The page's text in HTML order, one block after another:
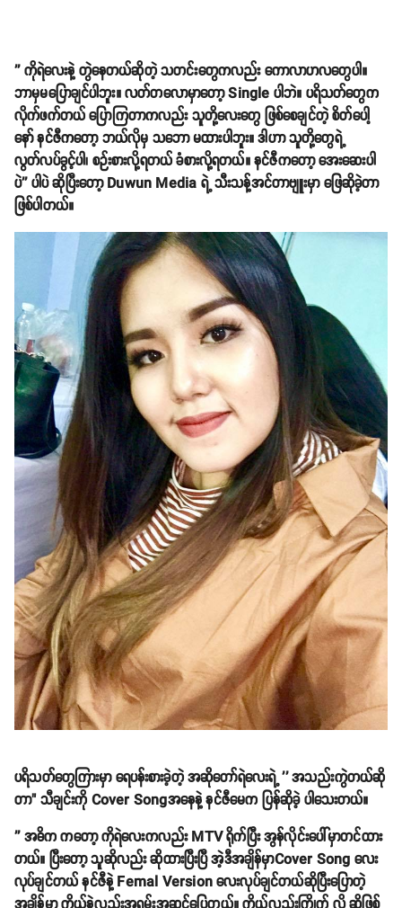
'' ကိုရဲလေးနဲ့ တွဲနေတယ်ဆိုတဲ့ သတင်းတွေကလည်း ကောလာဟလတွေပါ။
ဘာမှမပြောချင်ပါဘူး။ လတ်တလောမှာတော့ Single ပါဘဲ။ ပရိသတ်တွေက
လိုက်ဖက်တယ် ပြောကြတာကလည်း သူတို့လေးတွေ ဖြစ်စေချင်တဲ့ စိတ်ပေါ့
နော် နင်ဇီကတော့ ဘယ်လိုမှ သဘော မထားပါဘူး။ ဒါဟာ သူတို့တွေရဲ့
လွတ်လပ်ခွင့်ပါ၊ စဉ်းစားလို့ရတယ် ခံစားလို့ရတယ်။ နင်ဇီကတော့ အေးဆေးပါ
ပဲ'' ပါပဲ ဆိုပြီးတော့ Duwun Media ရဲ့ သီးသန့်အင်တာဗျူးမှာ ဖြေဆိုခဲ့တာ
ဖြစ်ပါတယ်။
ပရိသတ်တွေကြားမှာ ရေပန်းစားခဲ့တဲ့ အဆိုတော်ရဲလေးရဲ့ '' အသည်းကွဲတယ်ဆို
တာ" သီချင်းကို Cover Songအနေနဲ့ နင်ဇီမေက ပြန်ဆိုခဲ့ ပါသေးတယ်။
'' အဓိက ကတော့ ကိုရဲလေးကလည်း MTV ရိုက်ပြီး အွန်လိုင်းပေါ်မှာတင်ထား
တယ်။ ပြီးတော့ သူဆိုလည်း ဆိုထားပြီးပြီ အဲ့ဒီအချိန်မှာCover Song လေး
လုပ်ချင်တယ် နင်ဇီနဲ့ Femal Version လေးလုပ်ချင်တယ်ဆိုပြီးပြောတဲ့